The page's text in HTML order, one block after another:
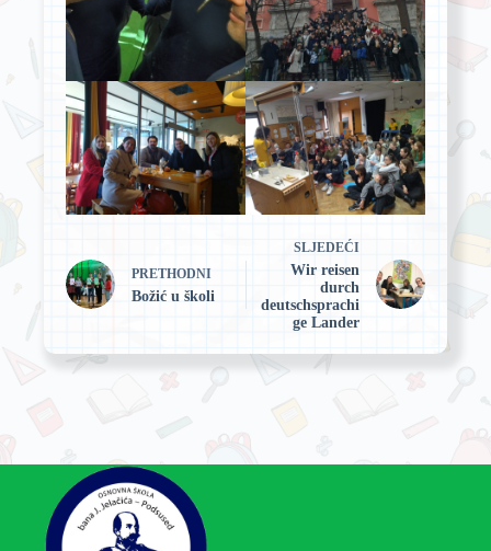
PRETHODNI
Božić u školi
SLJEDEĆI
Wir reisen
durch
deutschsprachi
ge Lander